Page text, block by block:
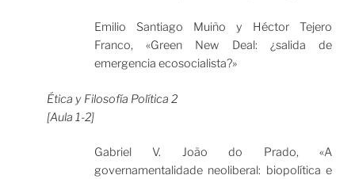
Emilio Santiago Muiño y Héctor Tejero
Franco, «Green New Deal: ¿salida de
emergencia ecosocialista?»
Ética y Filosofía Política 2
[Aula 1-2]
Gabriel V. João do Prado, «A
governamentalidade neoliberal: biopolítica e